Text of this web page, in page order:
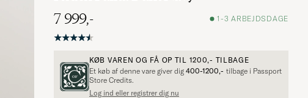
7 999,-
1-3 ARBEJDSDAGE
KØB VAREN OG FÅ OP TIL 1200,- TILBAGE
Et køb af denne vare giver dig 400-1200,- tilbage i Passport
Store Credits.
Log ind eller registrer dig nu